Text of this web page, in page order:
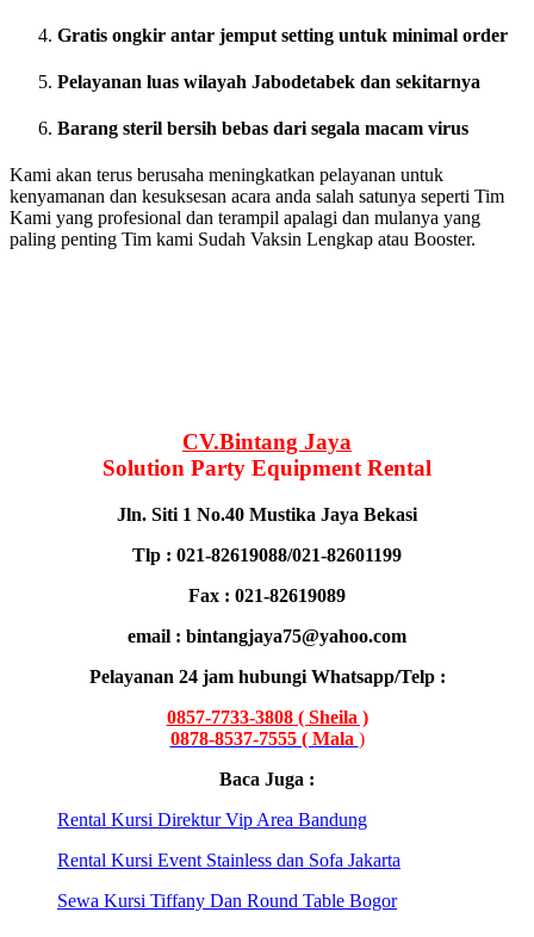
Gratis ongkir antar jemput setting untuk minimal order
Pelayanan luas wilayah Jabodetabek dan sekitarnya
Barang steril bersih bebas dari segala macam virus
Kami akan terus berusaha meningkatkan pelayanan untuk
kenyamanan dan kesuksesan acara anda salah satunya seperti Tim
Kami yang profesional dan terampil apalagi dan mulanya yang
paling penting Tim kami Sudah Vaksin Lengkap atau Booster.
CV.Bintang Jaya
Solution Party Equipment Rental
Jln. Siti 1 No.40 Mustika Jaya Bekasi
Tlp : 021-82619088/021-82601199
Fax : 021-82619089
email : bintangjaya75@yahoo.com
Pelayanan 24 jam hubungi Whatsapp/Telp :
0857-7733-3808 ( Sheila )
0878-8537-7555 ( Mala )
Baca Juga :
Rental Kursi Direktur Vip Area Bandung
Rental Kursi Event Stainless dan Sofa Jakarta
Sewa Kursi Tiffany Dan Round Table Bogor